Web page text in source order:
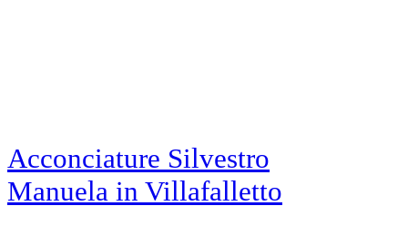
Acconciature Silvestro
Manuela in Villafalletto